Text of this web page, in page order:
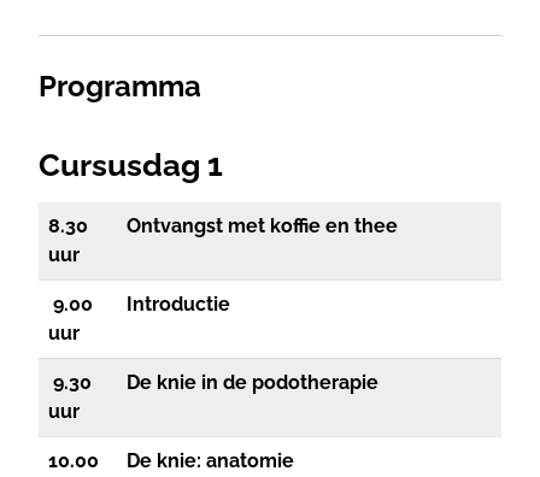
Programma
Cursusdag 1
8.30
uur
Ontvangst met koffie en thee
9.00
uur
Introductie
9.30
uur
De knie in de podotherapie
10.00
De knie: anatomie